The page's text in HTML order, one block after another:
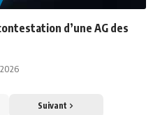
d’une AG des
Suivant